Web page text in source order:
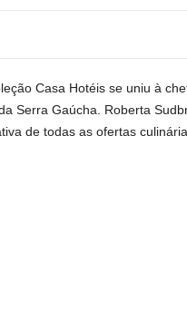
Casa Hotéis se uniu à
Serra Gaúcha. Roberta
de todas as ofertas